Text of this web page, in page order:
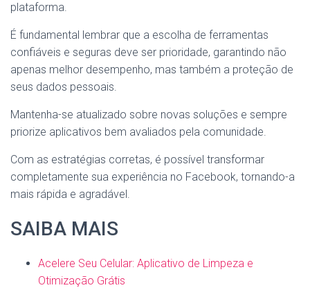
plataforma.
É fundamental lembrar que a escolha de ferramentas
confiáveis e seguras deve ser prioridade, garantindo não
apenas melhor desempenho, mas também a proteção de
seus dados pessoais.
Mantenha-se atualizado sobre novas soluções e sempre
priorize aplicativos bem avaliados pela comunidade.
Com as estratégias corretas, é possível transformar
completamente sua experiência no Facebook, tornando-a
mais rápida e agradável.
SAIBA MAIS
Acelere Seu Celular: Aplicativo de Limpeza e
Otimização Grátis